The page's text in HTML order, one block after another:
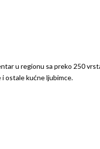
u regionu sa preko 250
i ostale kućne ljubimce.